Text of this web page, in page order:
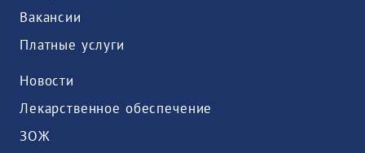
Вакансии
Платные услуги
Новости
Лекарственное обеспечение
ЗОЖ